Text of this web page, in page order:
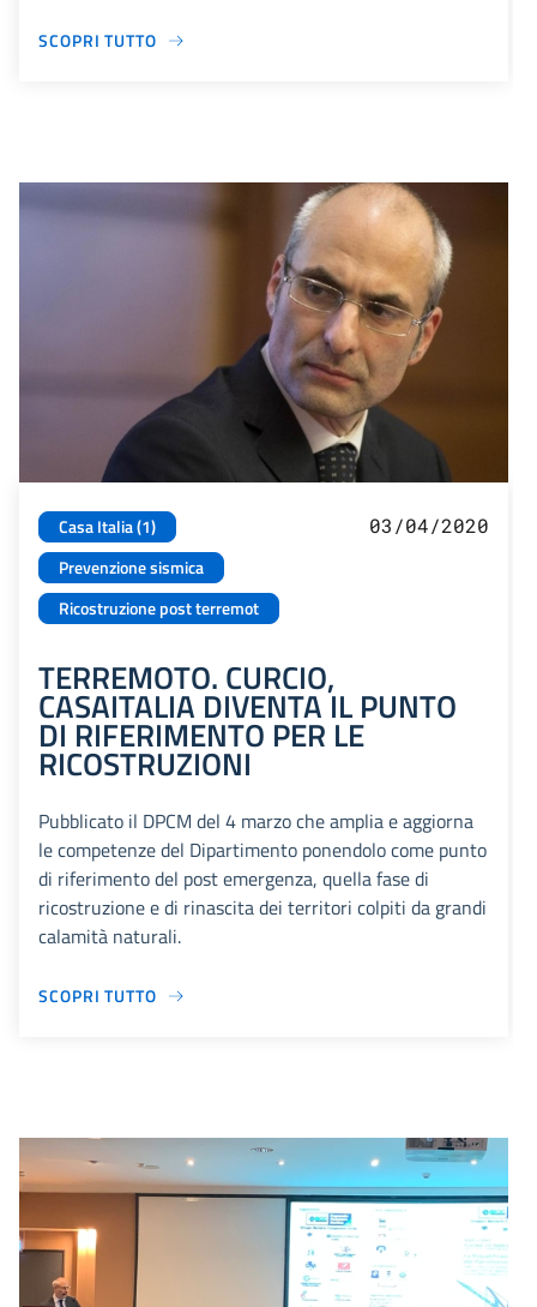
SCOPRI TUTTO
Casa Italia (1)
Prevenzione sismica
Ricostruzione post terremot
03/04/2020
TERREMOTO. CURCIO,
CASAITALIA DIVENTA IL PUNTO
DI RIFERIMENTO PER LE
RICOSTRUZIONI
Pubblicato il DPCM del 4 marzo che amplia e aggiorna
le competenze del Dipartimento ponendolo come punto
di riferimento del post emergenza, quella fase di
ricostruzione e di rinascita dei territori colpiti da grandi
calamità naturali.
SCOPRI TUTTO